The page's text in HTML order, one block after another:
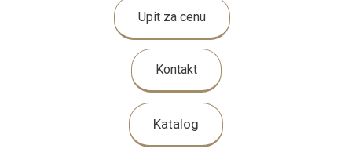
Upit za cenu
Kontakt
Katalog